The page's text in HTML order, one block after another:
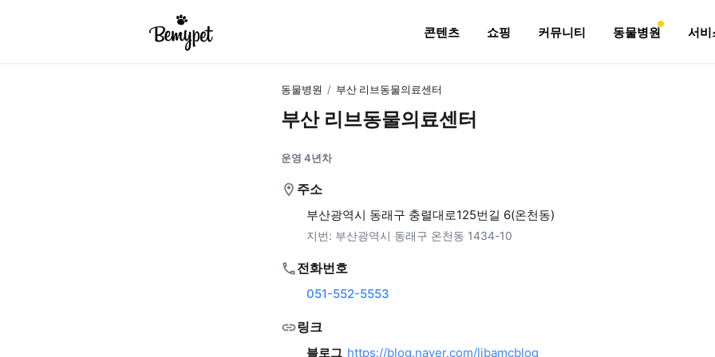
콘텐츠 쇼핑 커뮤니티 동물병원 서비
동물병원 / 부산 리브동물의료센터
부산 리브동물의료센터
운영 4년차
주소
부산광역시 동래구 충렬대로125번길 6(온천동)
지번: 부산광역시 동래구 온천동 1434-10
전화번호
051-552-5553
링크
블로그 https://blog.naver.com/libamcblog